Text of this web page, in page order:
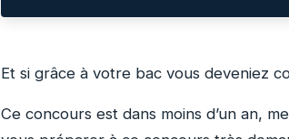
Et si grâce à votre bac vous deveniez
Ce concours est dans moins d’un an,